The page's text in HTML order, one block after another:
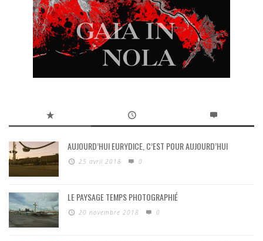
AUJOURD’HUI EURYDICE, C’EST POUR AUJOURD’HUI
25 avril 2018 0
LE PAYSAGE TEMPS PHOTOGRAPHIÉ
20 novembre 2018 0